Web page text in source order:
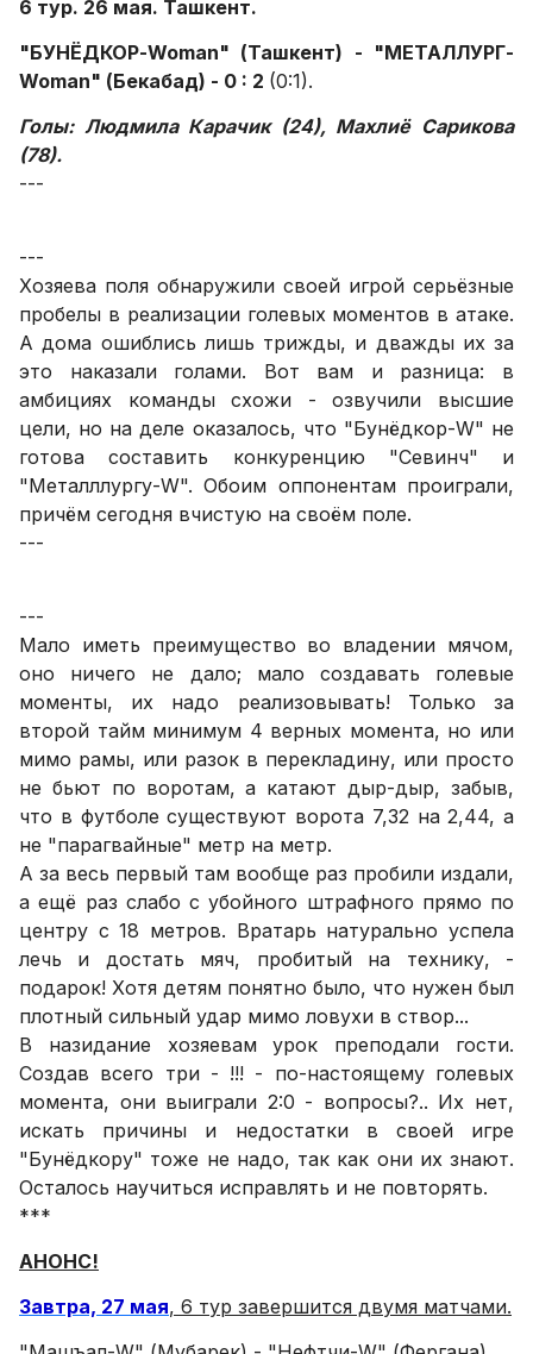
6 тур. 26 мая. Ташкент.
"БУНЁДКОР-Woman" (Ташкент) - "МЕТАЛЛУРГ-
Woman" (Бекабад) - 0 : 2 (0:1).
Голы: Людмила Карачик (24), Махлиё Сарикова
(78).
---
---
Хозяева поля обнаружили своей игрой серьёзные
пробелы в реализации голевых моментов в атаке.
А дома ошиблись лишь трижды, и дважды их за
это наказали голами. Вот вам и разница: в
амбициях команды схожи - озвучили высшие
цели, но на деле оказалось, что "Бунёдкор-W" не
готова составить конкуренцию "Севинч" и
"Металллургу-W". Обоим оппонентам проиграли,
причём сегодня вчистую на своём поле.
---
---
Мало иметь преимущество во владении мячом,
оно ничего не дало; мало создавать голевые
моменты, их надо реализовывать! Только за
второй тайм минимум 4 верных момента, но или
мимо рамы, или разок в перекладину, или просто
не бьют по воротам, а катают дыр-дыр, забыв,
что в футболе существуют ворота 7,32 на 2,44, а
не "парагвайные" метр на метр.
А за весь первый там вообще раз пробили издали,
а ещё раз слабо с убойного штрафного прямо по
центру с 18 метров. Вратарь натурально успела
лечь и достать мяч, пробитый на технику, -
подарок! Хотя детям понятно было, что нужен был
плотный сильный удар мимо ловухи в створ...
В назидание хозяевам урок преподали гости.
Создав всего три - !!! - по-настоящему голевых
момента, они выиграли 2:0 - вопросы?.. Их нет,
искать причины и недостатки в своей игре
"Бунёдкору" тоже не надо, так как они их знают.
Осталось научиться исправлять и не повторять.
***
АНОНС!
Завтра, 27 мая, 6 тур завершится двумя матчами.